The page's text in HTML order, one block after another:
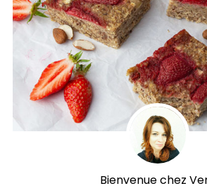
Bienvenue chez